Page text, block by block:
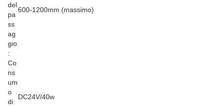
del
pa
ss
ag
gio
:
600-1200mm (massimo)
Co
ns
um
o
di
DC24V/40w